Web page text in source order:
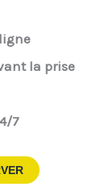
la prise
7